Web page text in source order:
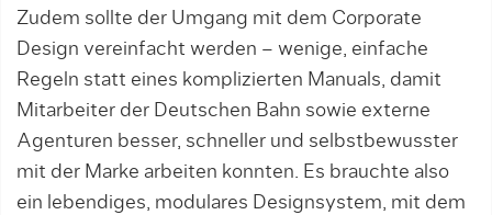
Zudem sollte der Umgang mit dem Corporate
Design vereinfacht werden – wenige, einfache
Regeln statt ei­nes komplizierten Manuals, damit
Mitarbeiter der Deut­schen Bahn sowie externe
Agenturen besser, schnel­ler und selbstbewusster
mit der Marke ar­bei­ten konn­ten. Es brauchte also
ein lebendi­ges, mo­du­lares Designsystem, mit dem